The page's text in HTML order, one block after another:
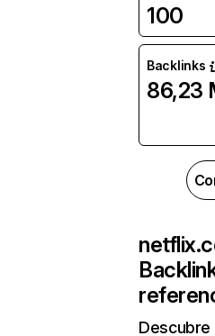
100
Backlinks
86,23